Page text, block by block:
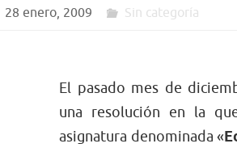
28 enero, 2009 Sin categoría
El pasado mes de
una resolución en la
asignatura denominada «